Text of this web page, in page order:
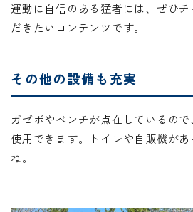
運動に自信のある猛者には、ぜひ
だきたいコンテンツです。
その他の設備も充実
ガゼボやベンチが点在しているの
使用できます。トイレや自販機が
ね。